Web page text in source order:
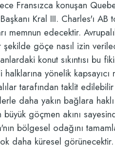
Fransızca konuşan
Kral III. Charles'ı AB
memnun edecektir.
göçe nasıl izin
konut sıkıntısı bu
halklarına yönelik
tarafından taklit
daha yakın bağlara
göçmen akını
bölgesel odağını
daha küresel görünecektir.